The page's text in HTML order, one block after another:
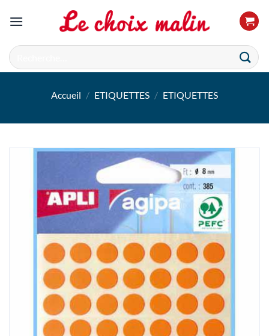
Recherche
pour :
Accueil / ETIQUETTES / ETIQUETTES